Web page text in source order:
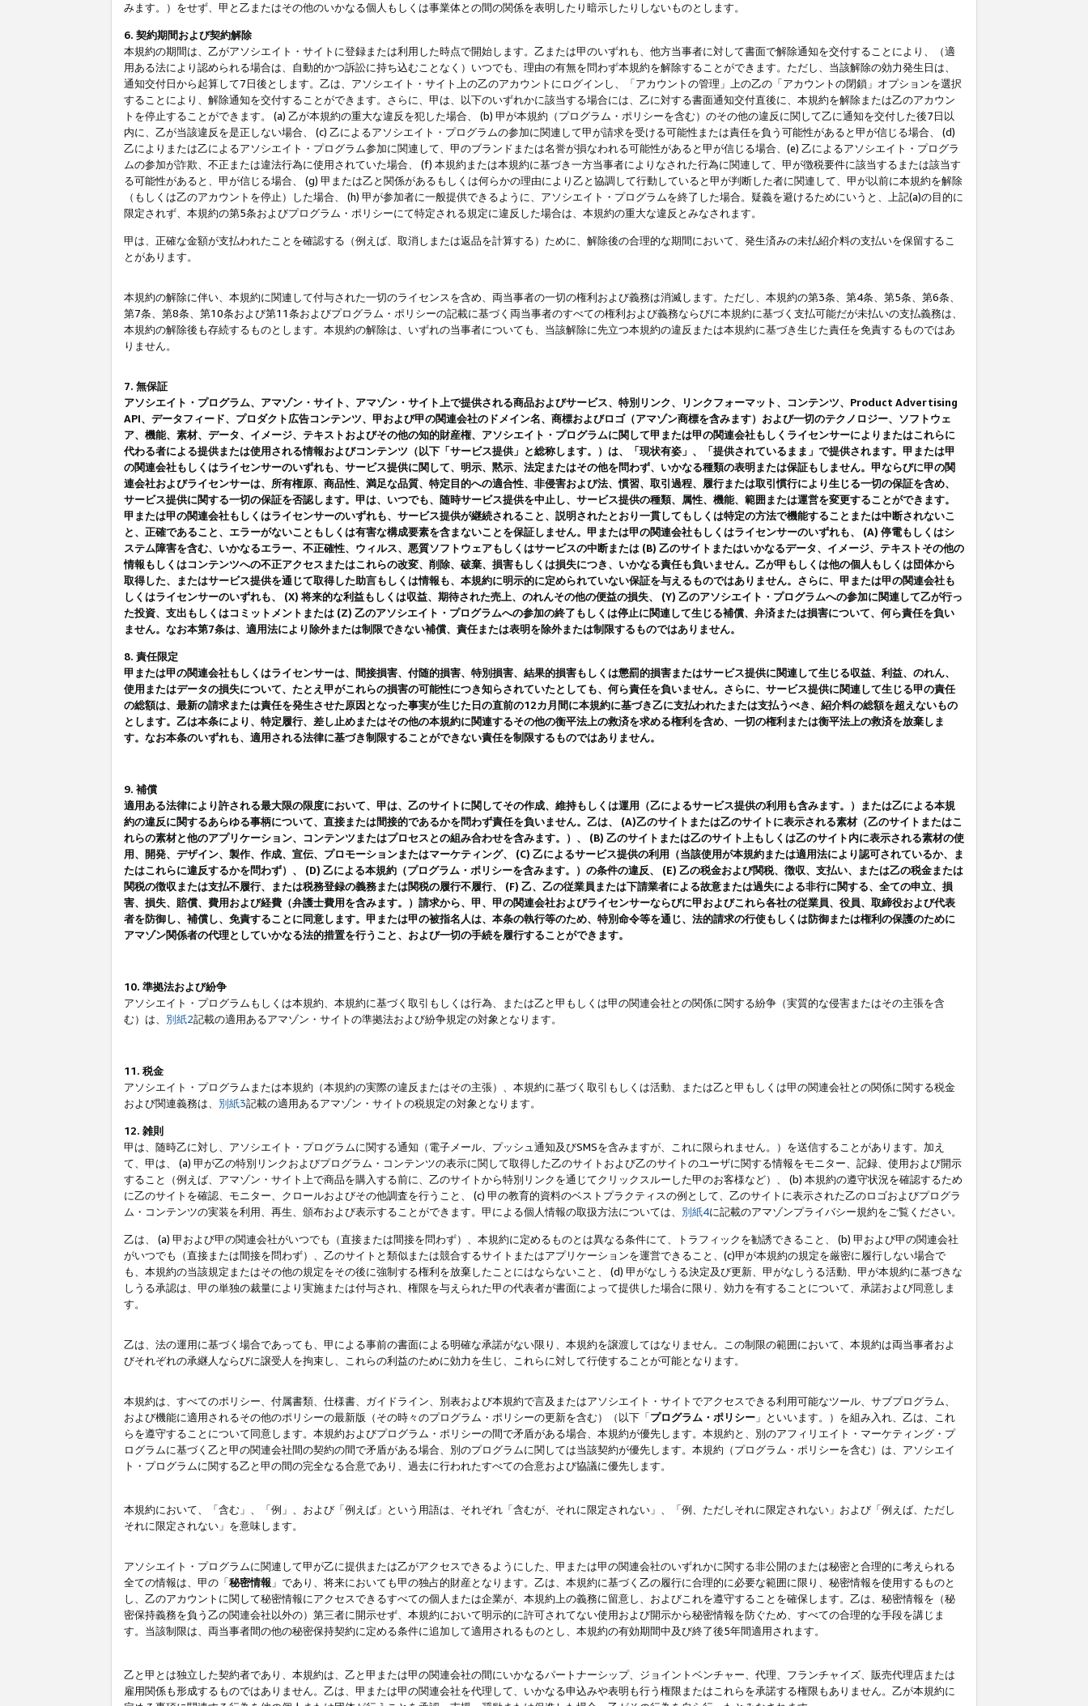
みます。）をせず、甲と乙またはその他のいかなる個人もしくは事業体との間の関係を表明したり暗示したりしないものとします。
6. 契約期間および契約解除
本規約の期間は、乙がアソシエイト・サイトに登録または利用した時点で開始します。乙または甲のいずれも、他方当事者に対して書面で解除通知を交付することにより、（適
用ある法により認められる場合は、自動的かつ訴訟に持ち込むことなく）いつでも、理由の有無を問わず本規約を解除することができます。ただし、当該解除の効力発生日は、
通知交付日から起算して7日後とします。乙は、アソシエイト・サイト上の乙のアカウントにログインし、「アカウントの管理」上の乙の「アカウントの閉鎖」オプションを選択
することにより、解除通知を交付することができます。さらに、甲は、以下のいずれかに該当する場合には、乙に対する書面通知交付直後に、本規約を解除または乙のアカウン
トを停止することができます。 (a) 乙が本規約の重大な違反を犯した場合、 (b) 甲が本規約（プログラム・ポリシーを含む）のその他の違反に関して乙に通知を交付した後7日以
内に、乙が当該違反を是正しない場合、 (c) 乙によるアソシエイト・プログラムの参加に関連して甲が請求を受ける可能性または責任を負う可能性があると甲が信じる場合、 (d)
乙によりまたは乙によるアソシエイト・プログラム参加に関連して、甲のブランドまたは名誉が損なわれる可能性があると甲が信じる場合、(e) 乙によるアソシエイト・プログラ
ムの参加が詐欺、不正または違法行為に使用されていた場合、 (f) 本規約または本規約に基づき一方当事者によりなされた行為に関連して、甲が徴税要件に該当するまたは該当す
る可能性があると、甲が信じる場合、 (g) 甲または乙と関係があるもしくは何らかの理由により乙と協調して行動していると甲が判断した者に関連して、甲が以前に本規約を解除
（もしくは乙のアカウントを停止）した場合、 (h) 甲が参加者に一般提供できるように、アソシエイト・プログラムを終了した場合。疑義を避けるためにいうと、上記(a)の目的に
限定されず、本規約の第5条およびプログラム・ポリシーにて特定される規定に違反した場合は、本規約の重大な違反とみなされます。
甲は、正確な金額が支払われたことを確認する（例えば、取消しまたは返品を計算する）ために、解除後の合理的な期間において、発生済みの未払紹介料の支払いを保留するこ
とがあります。
本規約の解除に伴い、本規約に関連して付与された一切のライセンスを含め、両当事者の一切の権利および義務は消滅します。ただし、本規約の第3条、第4条、第5条、第6条、
第7条、第8条、第10条および第11条およびプログラム・ポリシーの記載に基づく両当事者のすべての権利および義務ならびに本規約に基づく支払可能だが未払いの支払義務は、
本規約の解除後も存続するものとします。本規約の解除は、いずれの当事者についても、当該解除に先立つ本規約の違反または本規約に基づき生じた責任を免責するものではあ
りません。
7. 無保証
アソシエイト・プログラム、アマゾン・サイト、アマゾン・サイト上で提供される商品およびサービス、特別リンク、リンクフォーマット、コンテンツ、Product Advertising
API、データフィード、プロダクト広告コンテンツ、甲および甲の関連会社のドメイン名、商標およびロゴ（アマゾン商標を含みます）および一切のテクノロジー、ソフトウェ
ア、機能、素材、データ、イメージ、テキストおよびその他の知的財産権、アソシエイト・プログラムに関して甲または甲の関連会社もしくライセンサーによりまたはこれらに
代わる者による提供または使用される情報およびコンテンツ（以下「サービス提供」と総称します。）は、「現状有姿」、「提供されているまま」で提供されます。甲または甲
の関連会社もしくはライセンサーのいずれも、サービス提供に関して、明示、黙示、法定またはその他を問わず、いかなる種類の表明または保証もしません。甲ならびに甲の関
連会社およびライセンサーは、所有権原、商品性、満足な品質、特定目的への適合性、非侵害および法、慣習、取引過程、履行または取引慣行により生じる一切の保証を含め、
サービス提供に関する一切の保証を否認します。甲は、いつでも、随時サービス提供を中止し、サービス提供の種類、属性、機能、範囲または運営を変更することができます。
甲または甲の関連会社もしくはライセンサーのいずれも、サービス提供が継続されること、説明されたとおり一貫してもしくは特定の方法で機能することまたは中断されないこ
と、正確であること、エラーがないこともしくは有害な構成要素を含まないことを保証しません。甲または甲の関連会社もしくはライセンサーのいずれも、 (A) 停電もしくはシ
ステム障害を含む、いかなるエラー、不正確性、ウィルス、悪質ソフトウェアもしくはサービスの中断または (B) 乙のサイトまたはいかなるデータ、イメージ、テキストその他の
情報もしくはコンテンツへの不正アクセスまたはこれらの改変、削除、破棄、損害もしくは損失につき、いかなる責任も負いません。乙が甲もしくは他の個人もしくは団体から
取得した、またはサービス提供を通じて取得した助言もしくは情報も、本規約に明示的に定められていない保証を与えるものではありません。さらに、甲または甲の関連会社も
しくはライセンサーのいずれも、 (X) 将来的な利益もしくは収益、期待された売上、のれんその他の便益の損失、 (Y) 乙のアソシエイト・プログラムへの参加に関連して乙が行っ
た投資、支出もしくはコミットメントまたは (Z) 乙のアソシエイト・プログラムへの参加の終了もしくは停止に関連して生じる補償、弁済または損害について、何ら責任を負い
ません。なお本第7条は、適用法により除外または制限できない補償、責任または表明を除外または制限するものではありません。
8. 責任限定
甲または甲の関連会社もしくはライセンサーは、間接損害、付随的損害、特別損害、結果的損害もしくは懲罰的損害またはサービス提供に関連して生じる収益、利益、のれん、
使用またはデータの損失について、たとえ甲がこれらの損害の可能性につき知らされていたとしても、何ら責任を負いません。さらに、サービス提供に関連して生じる甲の責任
の総額は、最新の請求または責任を発生させた原因となった事実が生じた日の直前の12カ月間に本規約に基づき乙に支払われたまたは支払うべき、紹介料の総額を超えないもの
とします。乙は本条により、特定履行、差し止めまたはその他の本規約に関連するその他の衡平法上の救済を求める権利を含め、一切の権利または衡平法上の救済を放棄しま
す。なお本条のいずれも、適用される法律に基づき制限することができない責任を制限するものではありません。
9. 補償
適用ある法律により許される最大限の限度において、甲は、乙のサイトに関してその作成、維持もしくは運用（乙によるサービス提供の利用も含みます。）または乙による本規
約の違反に関するあらゆる事柄について、直接または間接的であるかを問わず責任を負いません。乙は、 (A)乙のサイトまたは乙のサイトに表示される素材（乙のサイトまたはこ
れらの素材と他のアプリケーション、コンテンツまたはプロセスとの組み合わせを含みます。）、 (B) 乙のサイトまたは乙のサイト上もしくは乙のサイト内に表示される素材の使
用、開発、デザイン、製作、作成、宣伝、プロモーションまたはマーケティング、 (C) 乙によるサービス提供の利用（当該使用が本規約または適用法により認可されているか、ま
たはこれらに違反するかを問わず）、 (D) 乙による本規約（プログラム・ポリシーを含みます。）の条件の違反、 (E) 乙の税金および関税、徴収、支払い、または乙の税金または
関税の徴収または支払不履行、または税務登録の義務または関税の履行不履行、 (F) 乙、乙の従業員または下請業者による故意または過失による非行に関する、全ての申立、損
害、損失、賠償、費用および経費（弁護士費用を含みます。）請求から、甲、甲の関連会社およびライセンサーならびに甲およびこれら各社の従業員、役員、取締役および代表
者を防御し、補償し、免責することに同意します。甲または甲の被指名人は、本条の執行等のため、特別命令等を通じ、法的請求の行使もしくは防御または権利の保護のために
アマゾン関係者の代理としていかなる法的措置を行うこと、および一切の手続を履行することができます。
10. 準拠法および紛争
アソシエイト・プログラムもしくは本規約、本規約に基づく取引もしくは行為、または乙と甲もしくは甲の関連会社との関係に関する紛争（実質的な侵害またはその主張を含
む）は、 別紙2記載の適用あるアマゾン・サイトの準拠法および紛争規定の対象となります。
11. 税金
アソシエイト・プログラムまたは本規約（本規約の実際の違反またはその主張）、本規約に基づく取引もしくは活動、または乙と甲もしくは甲の関連会社との関係に関する税金
および関連義務は、 別紙3記載の適用あるアマゾン・サイトの税規定の対象となります。
12. 雑則
甲は、随時乙に対し、アソシエイト・プログラムに関する通知（電子メール、プッシュ通知及びSMSを含みますが、これに限られません。）を送信することがあります。加え
て、甲は、 (a) 甲が乙の特別リンクおよびプログラム・コンテンツの表示に関して取得した乙のサイトおよび乙のサイトのユーザに関する情報をモニター、記録、使用および開示
すること（例えば、アマゾン・サイト上で商品を購入する前に、乙のサイトから特別リンクを通じてクリックスルーした甲のお客様など）、 (b) 本規約の遵守状況を確認するため
に乙のサイトを確認、モニター、クロールおよびその他調査を行うこと、 (c) 甲の教育的資料のベストプラクティスの例として、乙のサイトに表示された乙のロゴおよびプログラ
ム・コンテンツの実装を利用、再生、頒布および表示することができます。甲による個人情報の取扱方法については、 別紙4に記載のアマゾンプライバシー規約をご覧ください。
乙は、 (a) 甲および甲の関連会社がいつでも（直接または間接を問わず）、本規約に定めるものとは異なる条件にて、トラフィックを勧誘できること、 (b) 甲および甲の関連会社
がいつでも（直接または間接を問わず）、乙のサイトと類似または競合するサイトまたはアプリケーションを運営できること、(c)甲が本規約の規定を厳密に履行しない場合で
も、本規約の当該規定またはその他の規定をその後に強制する権利を放棄したことにはならないこと、 (d) 甲がなしうる決定及び更新、甲がなしうる活動、甲が本規約に基づきな
しうる承認は、甲の単独の裁量により実施または付与され、権限を与えられた甲の代表者が書面によって提供した場合に限り、効力を有することについて、承諾および同意しま
す。
乙は、法の運用に基づく場合であっても、甲による事前の書面による明確な承諾がない限り、本規約を譲渡してはなりません。この制限の範囲において、本規約は両当事者およ
びそれぞれの承継人ならびに譲受人を拘束し、これらの利益のために効力を生じ、これらに対して行使することが可能となります。
本規約は、すべてのポリシー、付属書類、仕様書、ガイドライン、別表および本規約で言及またはアソシエイト・サイトでアクセスできる利用可能なツール、サブプログラム、
および機能に適用されるその他のポリシーの最新版（その時々のプログラム・ポリシーの更新を含む）（以下「プログラム・ポリシー 」といいます。）を組み入れ、乙は、これ
らを遵守することについて同意します。本規約およびプログラム・ポリシーの間で矛盾がある場合、本規約が優先します。本規約と、別のアフィリエイト・マーケティング・プ
ログラムに基づく乙と甲の関連会社間の契約の間で矛盾がある場合、別のプログラムに関しては当該契約が優先します。本規約（プログラム・ポリシーを含む）は、アソシエイ
ト・プログラムに関する乙と甲の間の完全なる合意であり、過去に行われたすべての合意および協議に優先します。
本規約において、「含む」、「例」、および「例えば」という用語は、それぞれ「含むが、それに限定されない」、「例、ただしそれに限定されない」および「例えば、ただし
それに限定されない」を意味します。
アソシエイト・プログラムに関連して甲が乙に提供または乙がアクセスできるようにした、甲または甲の関連会社のいずれかに関する非公開のまたは秘密と合理的に考えられる
全ての情報は、甲の「秘密情報 」であり、将来においても甲の独占的財産となります。乙は、本規約に基づく乙の履行に合理的に必要な範囲に限り、秘密情報を使用するものと
し、乙のアカウントに関して秘密情報にアクセスできるすべての個人または企業が、本規約上の義務に留意し、およびこれを遵守することを確保します。乙は、秘密情報を（秘
密保持義務を負う乙の関連会社以外の）第三者に開示せず、本規約において明示的に許可されてない使用および開示から秘密情報を防ぐため、すべての合理的な手段を講じま
す。当該制限は、両当事者間の他の秘密保持契約に定める条件に追加して適用されるものとし、本規約の有効期間中及び終了後5年間適用されます。
乙と甲とは独立した契約者であり、本規約は、乙と甲または甲の関連会社の間にいかなるパートナーシップ、ジョイントベンチャー、代理、フランチャイズ、販売代理店または
雇用関係も形成するものではありません。乙は、甲または甲の関連会社を代理して、いかなる申込みや表明も行う権限またはこれらを承諾する権限もありません。乙が本規約に